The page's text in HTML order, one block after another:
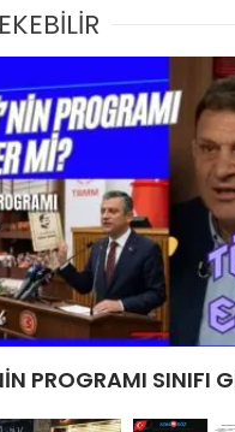
PROGRAMI SINIFI